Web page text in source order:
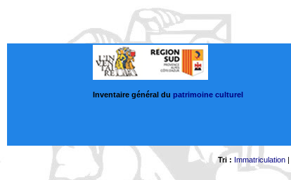
Inventaire général du patrimoine culturel
Tri : Immatriculation|